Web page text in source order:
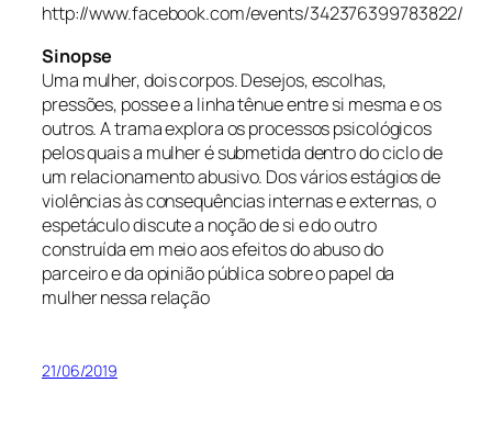
http://www.facebook.com/events/342376399783822/
Sinopse
Uma mulher, dois corpos. Desejos, escolhas,
pressões, posse e a linha tênue entre si mesma e os
outros. A trama explora os processos psicológicos
pelos quais a mulher é submetida dentro do ciclo de
um relacionamento abusivo. Dos vários estágios de
violências às consequências internas e externas, o
espetáculo discute a noção de si e do outro
construída em meio aos efeitos do abuso do
parceiro e da opinião pública sobre o papel da
mulher nessa relação
21/06/2019